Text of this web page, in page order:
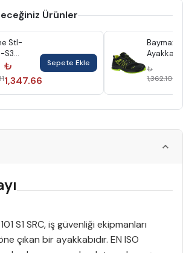
Ürünler
Stl-
S3
No:44
₺
1,347.66
Sepete Ekle
Baymax
Ayakkabı S1
Çelik Burun
No:38 Bx-
₺
1,362.10
S1 SRC, iş güvenliği ekipmanları
çıkan bir ayakkabıdır. EN ISO